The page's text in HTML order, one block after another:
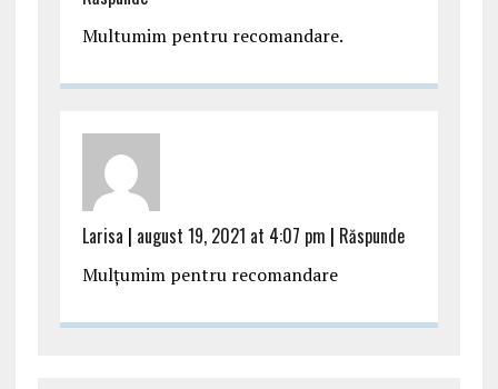
Multumim pentru recomandare.
Larisa | august 19, 2021 at 4:07 pm | Răspunde
Mulțumim pentru recomandare